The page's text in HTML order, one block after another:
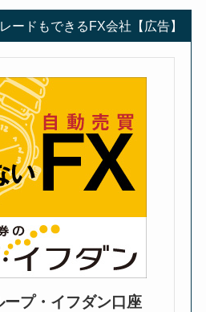
ードもできるFX会社【広告】
プ・イフダン口座